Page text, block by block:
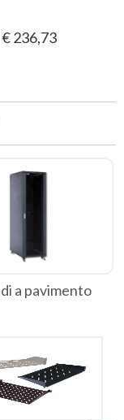
€ 236,73
a pavimento